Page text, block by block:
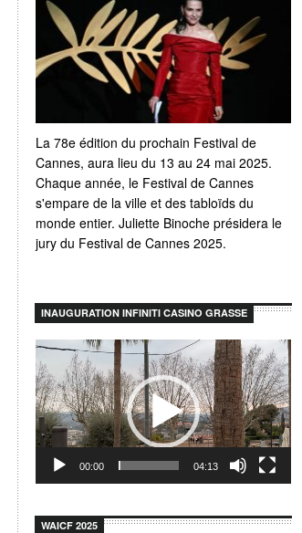
La 78e édition du prochain Festival de
Cannes, aura lieu du 13 au 24 mai 2025.
Chaque année, le Festival de Cannes
s'empare de la ville et des tabloïds du
monde entier. Juliette Binoche présidera le
jury du Festival de Cannes 2025.
INAUGURATION INFINITI CASINO GRASSE
Lecteur
vidéo
00:00 04:13
WAICF 2025